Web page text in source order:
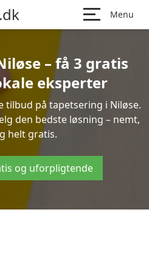
Menu
– få 3 gratis
eksperter
tilbud på tapetsering i Niløse.
den bedste løsning – nemt,
helt gratis.
og uforpligtende